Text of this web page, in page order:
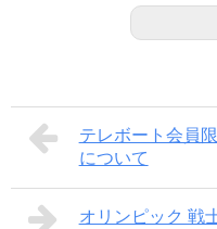
テレボート会員
について
オリンピック 戦